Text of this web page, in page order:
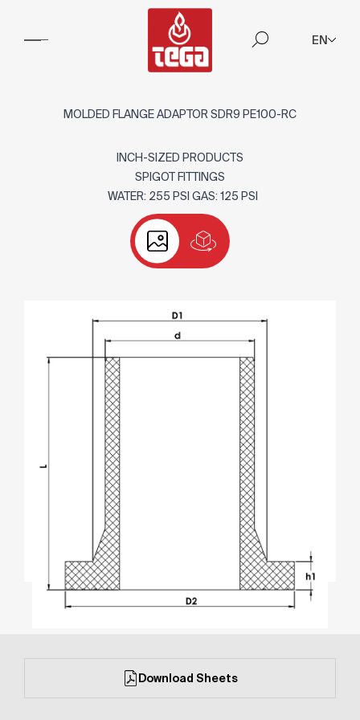
EN
MOLDED FLANGE ADAPTOR SDR9 PE100-RC
INCH-SIZED PRODUCTS
SPIGOT FITTINGS
WATER: 255 PSI GAS: 125 PSI
Download Sheets